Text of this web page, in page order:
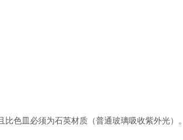
色皿必须为石英材质（普通玻璃吸收紫外光）。